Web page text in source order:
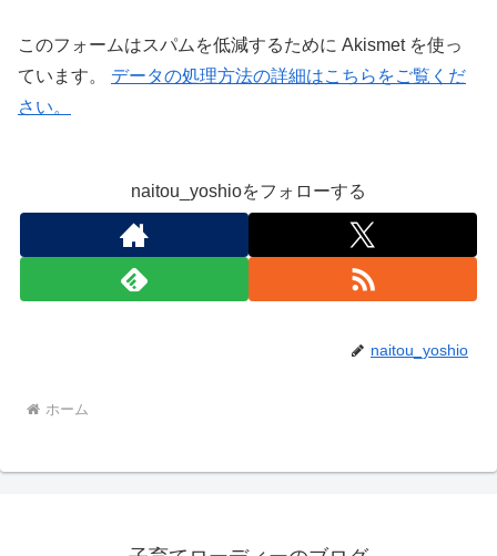
このフォームはスパムを低減するために Akismet を使っ
ています。 データの処理方法の詳細はこちらをご覧くだ
さい。
naitou_yoshioをフォローする
naitou_yoshio
ホーム